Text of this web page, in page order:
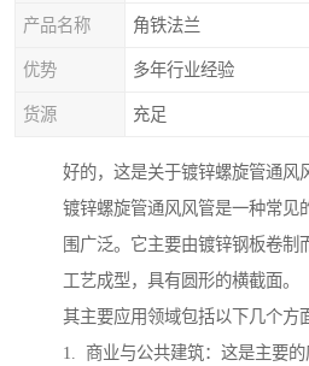
产品名称 角铁法兰
优势 多年行业经验
货源 充足
好的，这是关于镀锌螺旋管通风
镀锌螺旋管通风风管是一种常见
围广泛。它主要由镀锌钢板卷制
工艺成型，具有圆形的横截面。
其主要应用领域包括以下几个方
1. 商业与公共建筑：这是主要的